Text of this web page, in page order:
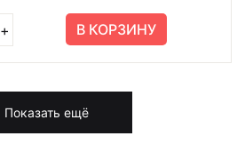
+ В КОРЗИНУ
Показать ещё